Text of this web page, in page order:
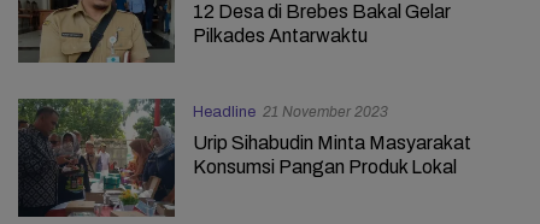
12 Desa di Brebes Bakal Gelar
Pilkades Antarwaktu
Headline 21 November 2023
Urip Sihabudin Minta Masyarakat
Konsumsi Pangan Produk Lokal